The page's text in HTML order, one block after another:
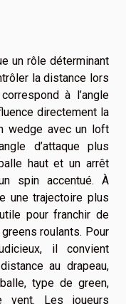
un rôle déterminant
la distance lors
à l’angle
directement la
wedge avec un loft
d’attaque plus
haut et un arrêt
spin accentué. À
une trajectoire plus
pour franchir de
roulants. Pour
il convient
au drapeau,
type de green,
vent. Les joueurs